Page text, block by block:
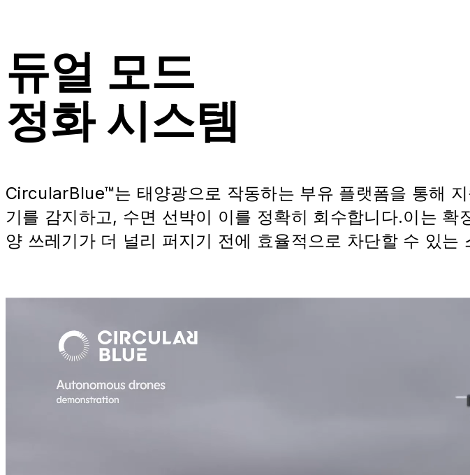
듀얼 모드
정화 시스템
CircularBlue™는 태양광으로 작동하는 부유 플랫폼을 통해
기를 감지하고, 수면 선박이 이를 정확히 회수합니다.이는
양 쓰레기가 더 널리 퍼지기 전에 효율적으로 차단할 수 있